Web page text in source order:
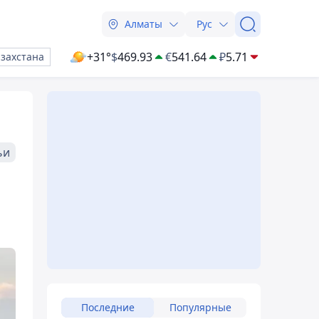
Алматы Рус
+31°$469.93 €541.64 ₽5.71
Последние Популярные